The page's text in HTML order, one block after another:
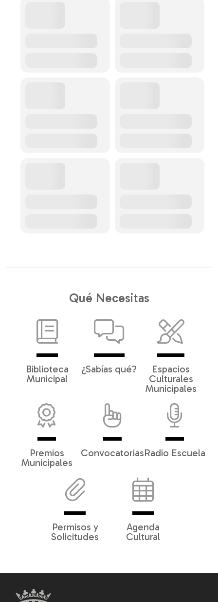
Qué Necesitas
Biblioteca
Municipal
¿Sabías qué?
Espacios
Culturales
Municipales
Premios
Municipales
ConvocatoriasRadio Escuela
Permisos y
Solicitudes
Agenda
Cultural